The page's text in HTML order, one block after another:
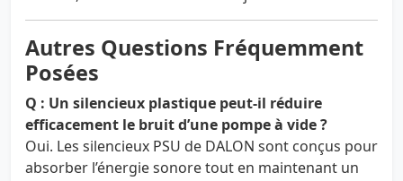
Autres Questions Fréquemment
Posées
Q : Un silencieux plastique peut-il réduire
efficacement le bruit d’une pompe à vide ?
Oui. Les silencieux PSU de DALON sont conçus pour
absorber l’énergie sonore tout en maintenant un